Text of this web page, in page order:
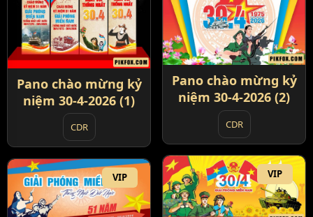
Pano chào mừng kỷ
niệm 30-4-2026 (1)
CDR
Pano chào mừng kỷ
niệm 30-4-2026 (2)
CDR
VIP
VIP